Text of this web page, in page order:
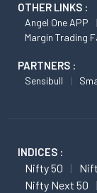
OTHER LINKS :
Angel One APP
Margin Trading
PARTNERS :
Sensibull
INDICES :
Nifty 50
Nifty Next 50